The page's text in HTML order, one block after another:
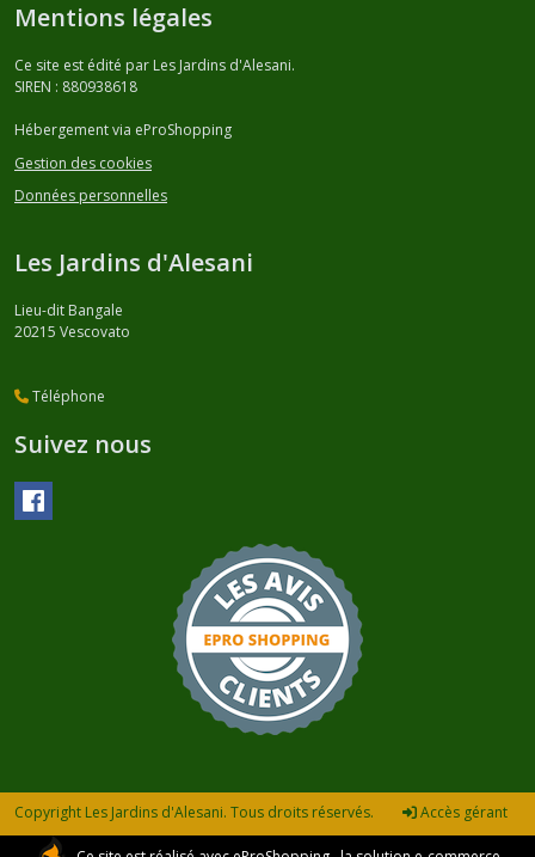
Mentions légales
Ce site est édité par Les Jardins d'Alesani.
SIREN : 880938618
Hébergement via eProShopping
Gestion des cookies
Données personnelles
Les Jardins d'Alesani
Lieu-dit Bangale
20215 Vescovato
Téléphone
Suivez nous
Copyright Les Jardins d'Alesani. Tous droits réservés. Accès gérant